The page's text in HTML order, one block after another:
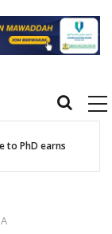
to PhD earns